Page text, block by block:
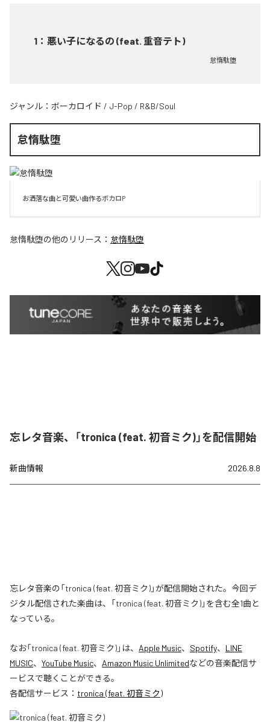
1 ： 悪い子になるの (feat. 重音テト)
怠惰駄堕
ジャンル： ボーカロイド / J-Pop / R&B/Soul
怠惰駄堕
お洒落な曲と可愛い曲作るボカロP
怠惰駄堕の他のリリース： 怠惰駄堕
忘レタ音楽、「tronica (feat. 初音ミク)」を配信開始
新曲情報 2026.8.8
忘レタ音楽の「tronica (feat. 初音ミク)」が配信開始された。今回デ
ジタル配信された楽曲は、「tronica (feat. 初音ミク)」を含む全1曲と
なっている。
なお「tronica (feat. 初音ミク)」は、 Apple Music、 Spotify、 LINE
MUSIC、 YouTube Music、 Amazon Music Unlimitedなどの音楽配信サ
ービスで聴くことができる。
各配信サービス： tronica (feat. 初音ミク)